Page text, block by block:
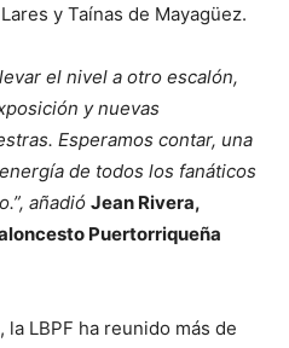
y Taínas de Mayagüez.
el nivel a otro escalón,
y nuevas
Esperamos contar, una
de todos los fanáticos
añadió Jean Rivera,
Puertorriqueña
LBPF ha reunido más de